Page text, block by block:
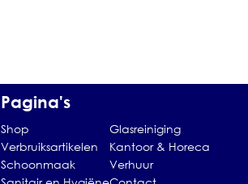
Pagina's
Shop
Verbruiksartikelen
Schoonmaak
Glasreiniging
Kantoor & Horeca
Verhuur